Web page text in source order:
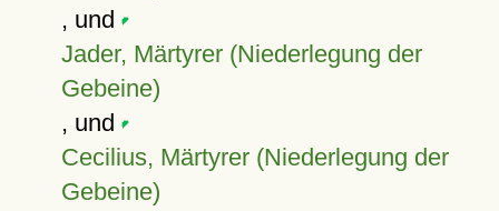
, und
Jader, Märtyrer (Niederlegung der
Gebeine)
, und
Cecilius, Märtyrer (Niederlegung der
Gebeine)